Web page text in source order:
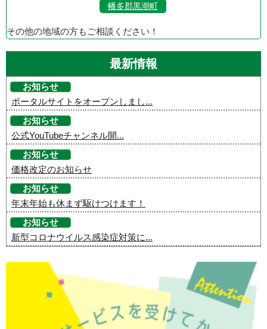
幡多郡黒潮町
その他の地域の方もご相談ください！
最新情報
お知らせ
ポータルサイトをオープンしまし...
お知らせ
公式YouTubeチャンネル開...
お知らせ
価格改定のお知らせ
お知らせ
年末年始も休まず駆けつけます！
お知らせ
新型コロナウイルス感染症対策に...